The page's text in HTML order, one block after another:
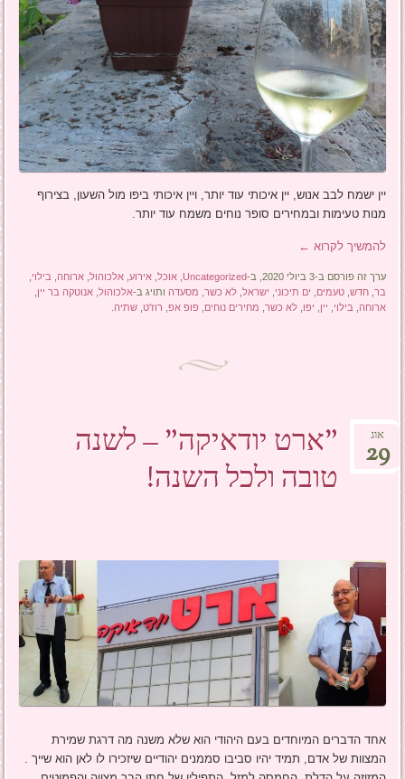
יין ישמח לבב אנוש, יין איכותי עוד יותר, ויין איכותי ביפו מול השעון, בצירוף
מנות טעימות ובמחירים סופר נוחים משמח עוד יותר.
להמשיך לקרוא ←
ערך זה פורסם ב-3 ביולי 2020, ב- Uncategorized
,אוכל ,אירוע ,אלכוהול ,ארוחה בילוי
בר ,חדש ,טעמים ים תיכוני ישראל ,לא כשר מסעדה ותויג ב-אלכוהול ,אנוטקה בר יין
ארוחה בילוי יין יפו ,לא כשר מחירים נוחים פופ אפ רוז'ט ,שתיה
"ארט יודאיקה" – לשנה
טובה ולכל השנה!
אוג
29
אחד הדברים המיוחדים בעם היהודי הוא שלא משנה מה דרגת שמירת
המצוות של אדם, תמיד יהיו סביבו סממנים יהודיים שיזכירו לו לאן הוא שייך .